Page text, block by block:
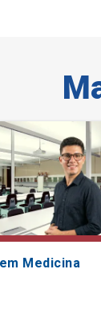
Medicina